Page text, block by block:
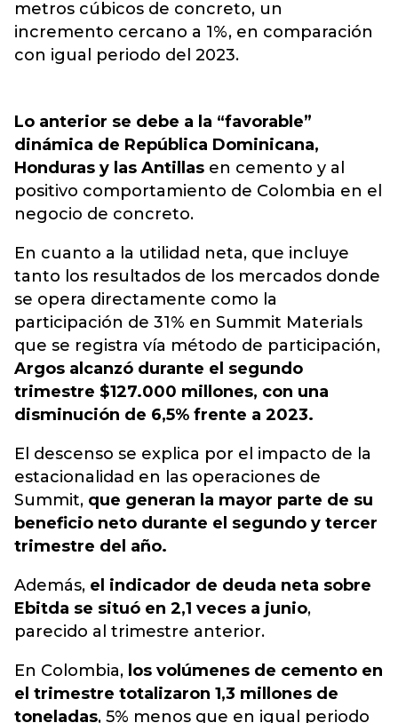
metros cúbicos de concreto, un
incremento cercano a 1%, en comparación
con igual periodo del 2023.
Lo anterior se debe a la “favorable”
dinámica de República Dominicana,
Honduras y las Antillas en cemento y al
positivo comportamiento de Colombia en el
negocio de concreto.
En cuanto a la utilidad neta, que incluye
tanto los resultados de los mercados donde
se opera directamente como la
participación de 31% en Summit Materials
que se registra vía método de participación,
Argos alcanzó durante el segundo
trimestre $127.000 millones, con una
disminución de 6,5% frente a 2023.
El descenso se explica por el impacto de la
estacionalidad en las operaciones de
Summit, que generan la mayor parte de su
beneficio neto durante el segundo y tercer
trimestre del año.
Además, el indicador de deuda neta sobre
Ebitda se situó en 2,1 veces a junio,
parecido al trimestre anterior.
En Colombia, los volúmenes de cemento en
el trimestre totalizaron 1,3 millones de
toneladas, 5% menos que en igual periodo